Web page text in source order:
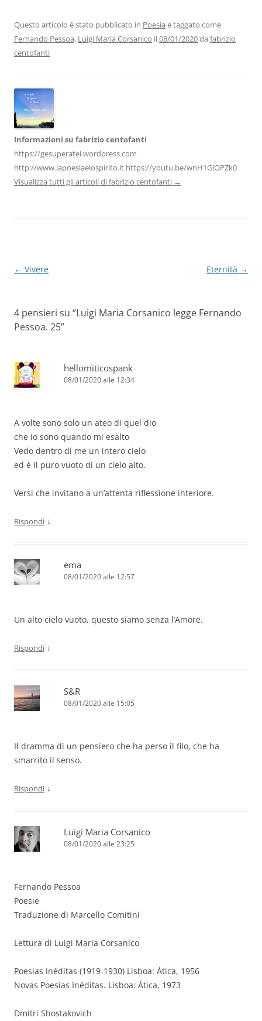
b
o
k
dI
n
A
p
a
m
vi
di
Questo articolo è stato pubblicato in Poesia e taggato come
Fernando Pessoa, Luigi Maria Corsanico il08/01/2020da fabrizio
centofanti
Informazioni su fabrizio centofanti
https://gesuperatei.wordpress.com
http://www.lapoesiaelospirito.it https://youtu.be/wnH1GlOPZk0
Visualizza tutti gli articoli di fabrizio centofanti →
Navigazione
← Vivere Eternità →
4 pensieri su “Luigi Maria Corsanico legge Fernando
Pessoa. 25”
hellomiticospank
08/01/2020 alle 12:34
A volte sono solo un ateo di quel dio
che io sono quando mi esalto
Vedo dentro di me un intero cielo
ed è il puro vuoto di un cielo alto.
Versi che invitano a un’attenta riflessione interiore.
Rispondi ↓
ema
08/01/2020 alle 12:57
Un alto cielo vuoto, questo siamo senza l’Amore.
Rispondi ↓
S&R
08/01/2020 alle 15:05
Il dramma di un pensiero che ha perso il filo, che ha
smarrito il senso.
Rispondi ↓
Luigi Maria Corsanico
08/01/2020 alle 23:25
Fernando Pessoa
Poesie
Traduzione di Marcello Comitini
Lettura di Luigi Maria Corsanico
Poesias Inéditas (1919-1930) Lisboa: Ática, 1956
Novas Poesias Inéditas. Lisboa: Ática, 1973
Dmitri Shostakovich